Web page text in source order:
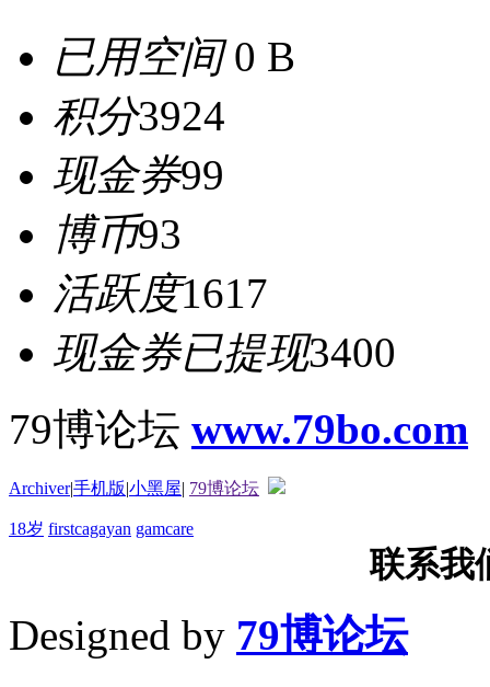
已用空间0 B
积分3924
现金券99
博币93
活跃度1617
现金券已提现3400
79博论坛 www.79bo.com
Archiver|手机版|小黑屋| 79博论坛
18岁 firstcagayan gamcare
联系我
Designed by 79博论坛